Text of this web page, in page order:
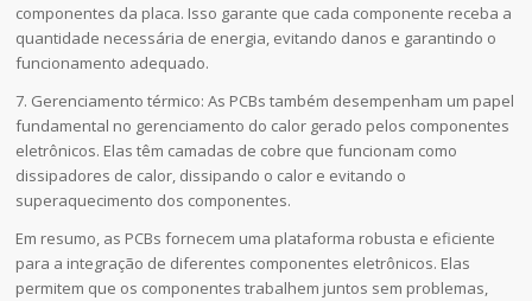
componentes da placa. Isso garante que cada componente receba a
quantidade necessária de energia, evitando danos e garantindo o
funcionamento adequado.
7. Gerenciamento térmico: As PCBs também desempenham um papel
fundamental no gerenciamento do calor gerado pelos componentes
eletrônicos. Elas têm camadas de cobre que funcionam como
dissipadores de calor, dissipando o calor e evitando o
superaquecimento dos componentes.
Em resumo, as PCBs fornecem uma plataforma robusta e eficiente
para a integração de diferentes componentes eletrônicos. Elas
permitem que os componentes trabalhem juntos sem problemas,